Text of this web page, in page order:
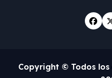
Copyright © Todos